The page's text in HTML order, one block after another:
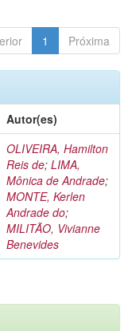
1 Próxima
Autor(es)
OLIVEIRA, Hamilton
Reis de; LIMA,
Mônica de Andrade;
MONTE, Kerlen
Andrade do;
MILITÃO, Vivianne
Benevides